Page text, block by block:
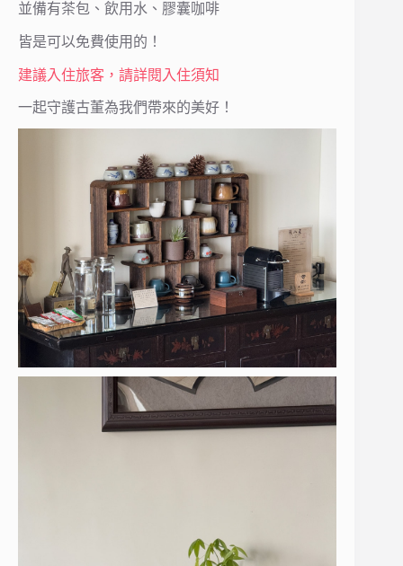
並備有茶包、飲用水、膠囊咖啡
皆是可以免費使用的！
建議入住旅客，請詳閱入住須知
一起守護古董為我們帶來的美好！